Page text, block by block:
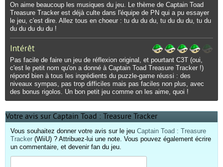
On aime beaucoup les musiques du jeu. Le thème de Captain Toad
Treasure Tracker est déjà culte dans l'équipe de PN qui a pu essayer
le jeu, c'est dire. Allez tous en choeur : tu du du du, tu du du du, tu du
du du du du du !
Intérêt
Pas facile de faire un jeu de réflexion original, et pourtant C3T (oui,
c'est le petit nom qu'on a donné à Captain Toad Treasure Tracker !)
répond bien à tous les ingrédients du puzzle-game réussi : des
niveaux sympas, pas trop difficiles mais pas faciles non plus, avec
des bonus rigolos. Un bon petit jeu comme on les aime, quoi !
Votre avis sur Captain Toad : Treasure Tracker
Vous souhaitez donner votre avis sur le jeu Captain Toad : Treasure
Tracker (WiiU) ? Attribuez-lui une note. Vous pouvez également écrire
un commentaire, et devenir fan du jeu.